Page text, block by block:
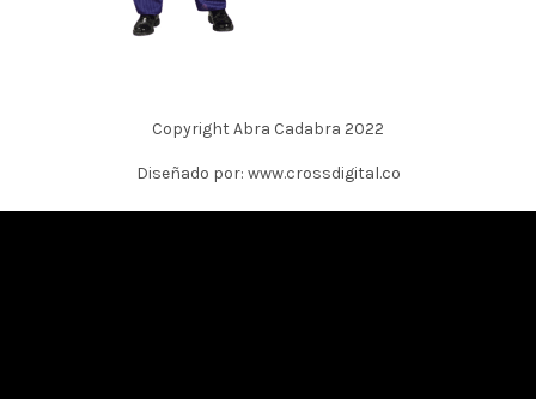
Copyright Abra Cadabra 2022
Diseñado por: www.crossdigital.co